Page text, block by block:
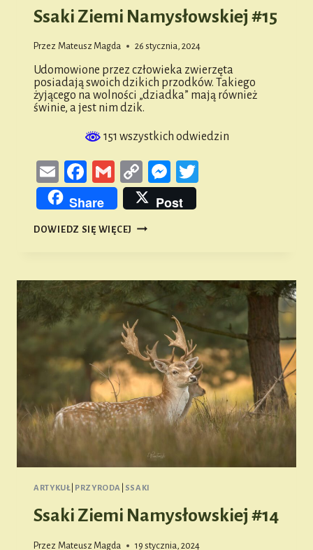
Ssaki Ziemi Namysłowskiej #15
Przez Mateusz Magda 26 stycznia, 2024
Udomowione przez człowieka zwierzęta
posiadają swoich dzikich przodków. Takiego
żyjącego na wolności „dziadka” mają również
świnie, a jest nim dzik.
151 wszystkich odwiedzin
EmailFacebook
GmailCopy
Link
Messenger
Share Post
DOWIEDZ SIĘ WIĘCEJ SSAKI
ARTYKUŁ PRZYRODA SSAKI
Ssaki Ziemi Namysłowskiej #14
Przez Mateusz Magda 19 stycznia, 2024